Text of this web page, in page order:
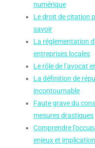
numérique
Le droit de citation
savoir
La réglementation
entreprises locales
Le rôle de l’avocat
La définition de
incontournable
Faute grave du
mesures drastiques
Comprendre
enjeux et